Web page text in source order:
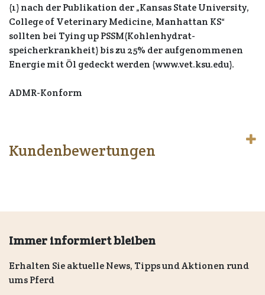
(1) nach der Publikation der „Kansas State University,
College of Veterinary Medicine, Manhattan KS“
sollten bei Tying up PSSM(Kohlenhydrat-
speicherkrankheit) bis zu 25% der aufgenommenen
Energie mit Öl gedeckt werden (www.vet.ksu.edu).
ADMR-Konform
Kundenbewertungen
Immer informiert bleiben
Erhalten Sie aktuelle News, Tipps und Aktionen rund
ums Pferd